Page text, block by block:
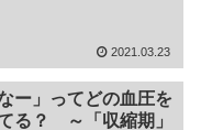
2021.03.23
ー」ってどの血圧を
る？ ～「収縮期」